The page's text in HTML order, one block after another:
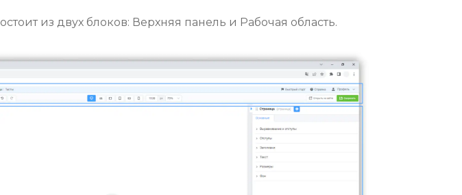
из двух блоков: Верхняя панель и Рабочая область.